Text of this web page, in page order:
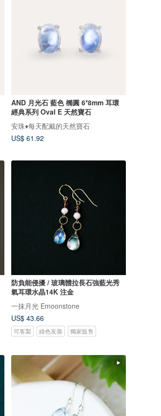
AND 月光石 藍色 橢圓 6*8mm 耳環
經典系列 Oval E 天然寶石
安珠♦️每天配戴的天然寶石
US$ 61.92
防負能侵擾 / 玻璃體拉長石強藍光秀
氣耳環水晶14K 注金
一抹月光 Emoonstone
US$ 43.66
可客製 綠色友善 獨家販售